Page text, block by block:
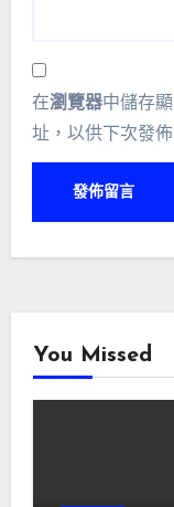
在瀏覽器中儲存
址，以供下次發
You Missed